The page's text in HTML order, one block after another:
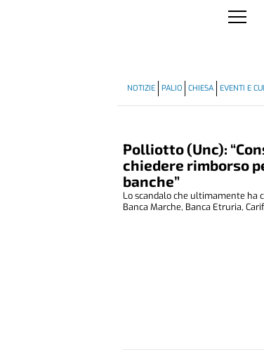
NOTIZIE PALIO CHIESA EVENTI E
Polliotto (Unc):
chiedere rimborso
banche”
Lo scandalo che ultimamente ha
Banca Marche, Banca Etruria,